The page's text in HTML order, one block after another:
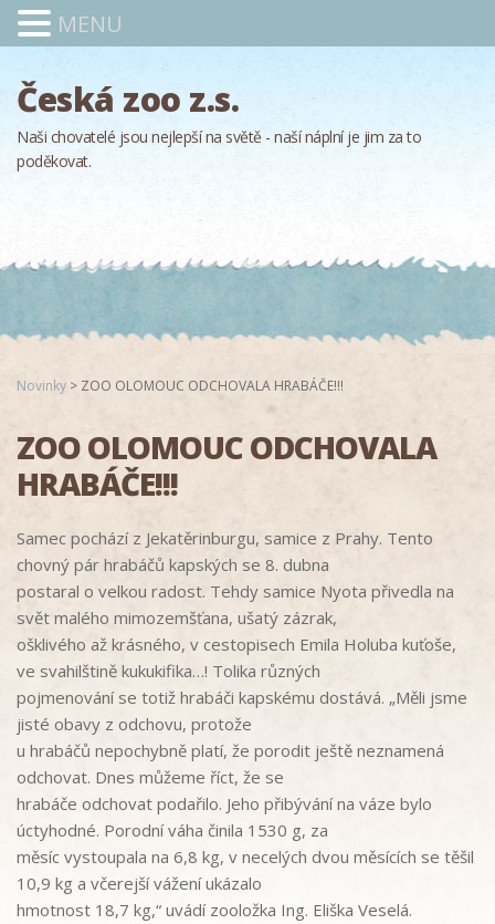
Česká zoo z.s.
Naši chovatelé jsou nejlepší na světě - naší náplní je jim za to
poděkovat.
Novinky > ZOO OLOMOUC ODCHOVALA HRABÁČE!!!
ZOO OLOMOUC ODCHOVALA
HRABÁČE!!!
Samec pochází z Jekatěrinburgu, samice z Prahy. Tento
chovný pár hrabáčů kapských se 8. dubna
postaral o velkou radost. Tehdy samice Nyota přivedla na
svět malého mimozemšťana, ušatý zázrak,
ošklivého až krásného, v cestopisech Emila Holuba kuťoše,
ve svahilštině kukukifika…! Tolika různých
pojmenování se totiž hrabáči kapskému dostává. „Měli jsme
jisté obavy z odchovu, protože
u hrabáčů nepochybně platí, že porodit ještě neznamená
odchovat. Dnes můžeme říct, že se
hrabáče odchovat podařilo. Jeho přibývání na váze bylo
úctyhodné. Porodní váha činila 1530 g, za
měsíc vystoupala na 6,8 kg, v necelých dvou měsících se těšil
10,9 kg a včerejší vážení ukázalo
hmotnost 18,7 kg,“ uvádí zooložka Ing. Eliška Veselá.
MENU